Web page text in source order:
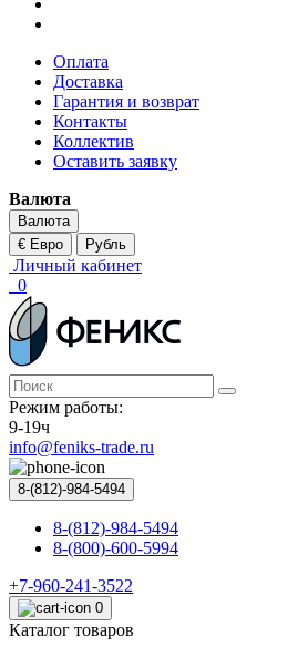
Оплата
Доставка
Гарантия и возврат
Контакты
Коллектив
Оставить заявку
Валюта
Валюта
€ Евро
Рубль
Личный кабинет
0
Режим работы:
9-19ч
info@feniks-trade.ru
8-(812)-984-5494
8-(812)-984-5494
8-(800)-600-5994
+7-960-241-3522
0
Каталог товаров